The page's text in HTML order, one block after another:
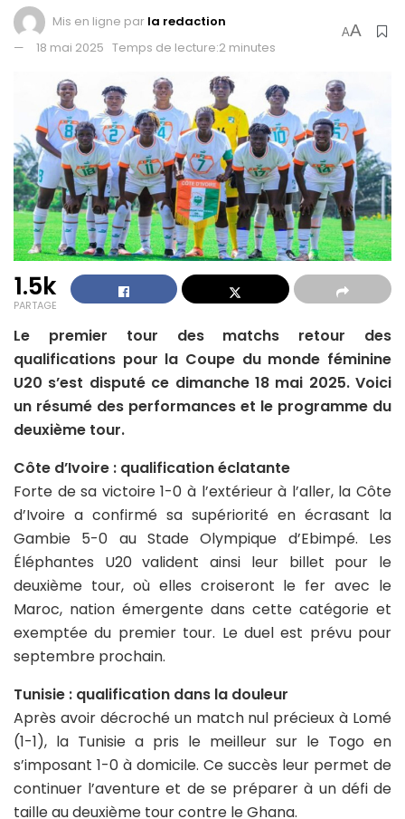
Mis en ligne par la redaction
18 mai 2025 Temps de lecture:2 minutes
AA
1.5k
PARTAGE
Le premier tour des matchs retour des
qualifications pour la Coupe du monde féminine
U20 s’est disputé ce dimanche 18 mai 2025. Voici
un résumé des performances et le programme du
deuxième tour.
Côte d’Ivoire : qualification éclatante
Forte de sa victoire 1-0 à l’extérieur à l’aller, la Côte
d’Ivoire a confirmé sa supériorité en écrasant la
Gambie 5-0 au Stade Olympique d’Ebimpé. Les
Éléphantes U20 valident ainsi leur billet pour le
deuxième tour, où elles croiseront le fer avec le
Maroc, nation émergente dans cette catégorie et
exemptée du premier tour. Le duel est prévu pour
septembre prochain.
Tunisie : qualification dans la douleur
Après avoir décroché un match nul précieux à Lomé
(1-1), la Tunisie a pris le meilleur sur le Togo en
s’imposant 1-0 à domicile. Ce succès leur permet de
continuer l’aventure et de se préparer à un défi de
taille au deuxième tour contre le Ghana.